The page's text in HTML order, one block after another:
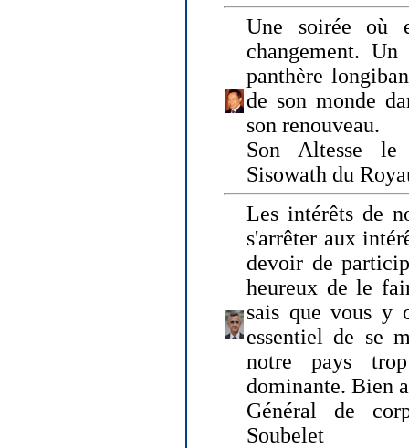
Une soirée où
changement.
panthère
de son monde
son renouveau.
Son Altesse le
Sisowath du
Les intérêts de
s'arrêter aux
devoir de
heureux de le
sais que vous y
essentiel de se
notre pays
dominante. Bien
Général de
Soubelet